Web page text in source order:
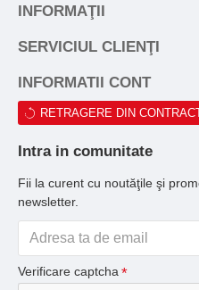
INFORMAŢII
SERVICIUL CLIENŢI
INFORMATII CONT
RETRAGERE DIN
Intra in comunitate
Fii la curent cu noutăţile şi
newsletter.
Verificare captcha